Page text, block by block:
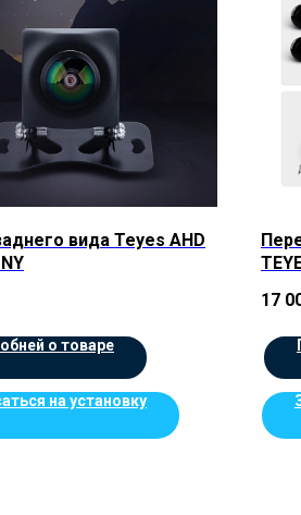
вида Teyes AHD
о товаре
на установку
17